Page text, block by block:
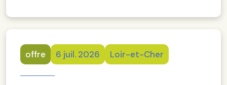
offre 6 juil. 2026 Loir-et-Cher